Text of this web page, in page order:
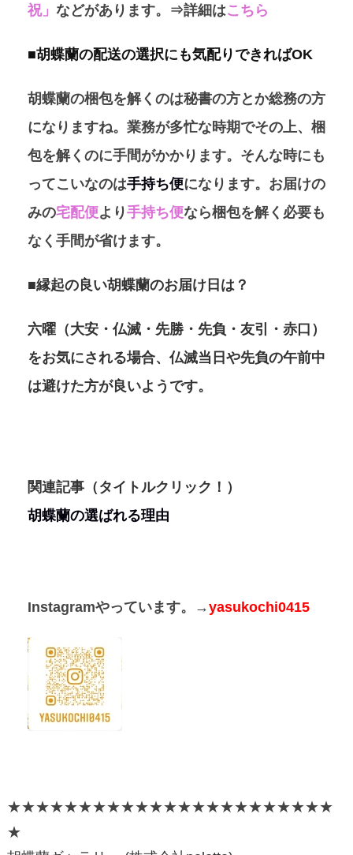
祝」 などがあります。⇒詳細はこちら
■胡蝶蘭の配送の選択にも気配りできればOK
胡蝶蘭の梱包を解くのは秘書の方とか総務の方
になりますね。業務が多忙な時期でその上、梱
包を解くのに手間がかかります。そんな時にも
ってこいなのは手持ち便になります。お届けの
みの宅配便より手持ち便なら梱包を解く必要も
なく手間が省けます。
■縁起の良い胡蝶蘭のお届け日は？
六曜（大安・仏滅・先勝・先負・友引・赤口）
をお気にされる場合、仏滅当日や先負の午前中
は避けた方が良いようです。
関連記事（タイトルクリック！）
胡蝶蘭の選ばれる理由
Instagramやっています。→yasukochi0415
★★★★★★★★★★★★★★★★★★★★★★★
★